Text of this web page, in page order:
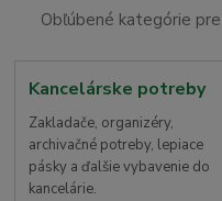
Obľúbené kategórie
Kancelárske potreby
Zakladače, organizéry,
archivačné potreby, lepiace
pásky a ďalšie vybavenie do
kancelárie.